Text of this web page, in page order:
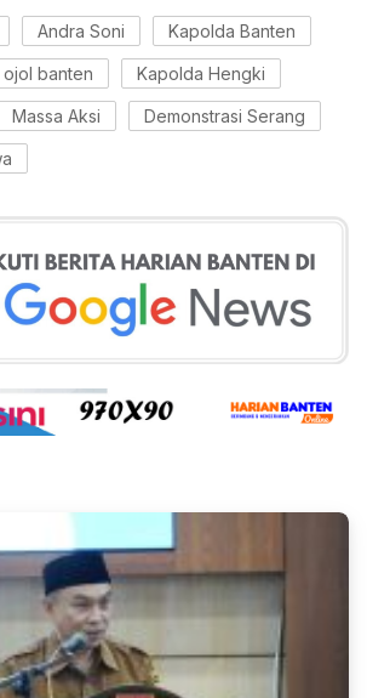
Andra Soni Kapolda Banten
ojol banten Kapolda Hengki
Massa Aksi Demonstrasi Serang